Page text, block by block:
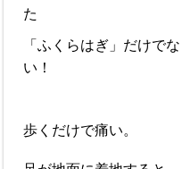
た
「ふくらはぎ」だけで
い！
歩くだけで痛い。